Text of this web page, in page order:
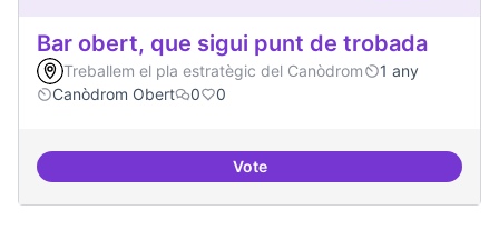
Bar obert, que sigui punt de trobada
Treballem el pla estratègic del Canòdrom
1 any
Canòdrom Obert
0 0
VoteBar obert, que sigui punt de